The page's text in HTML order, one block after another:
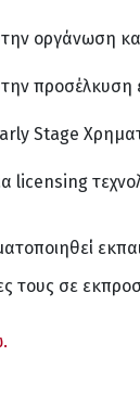
οργάνωση
προσέλκυση
Stage
licensing
τους σε